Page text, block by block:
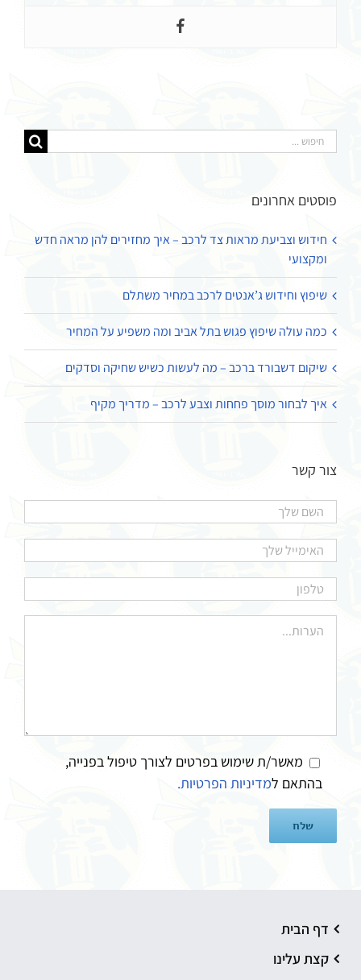
חיפוש...
פוסטים אחרונים
חידוש וצביעת מראות צד לרכב – איך מחזירים להן מראה חדש
ומקצועי
שיפוץ וחידוש ג’אנטים לרכב במחיר משתלם
כמה עולה שיפוץ פגוש בתל אביב ומה משפיע על המחיר
שיקום דשבורד ברכב – מה לעשות כשיש שחיקה וסדקים
איך לבחור מוסך פחחות וצבע לרכב – מדריך מקיף
צור קשר
מאשר/ת שימוש בפרטים לצורך טיפול בפנייה,
בהתאם למדיניות הפרטיות.
דף הבית
קצת עלינו